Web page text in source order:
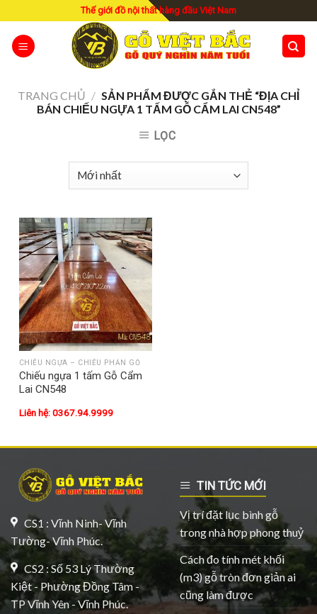
to
content
Thế giới đồ nội thất hàng đầu Việt Nam
TRANG CHỦ / SẢN PHẨM ĐƯỢC GẮN THẺ “ĐỊA CHỈ
BÁN CHIẾU NGỰA 1 TẤM GỖ CẨM LAI CN548”
LỌC
CHIẾU NGỰA – CHIẾU PHẢN GỖ
Chiếu ngựa 1 tấm Gỗ Cẩm
Lai CN548
Liên hệ: 0367.94.9999
CS1 : Vĩnh Ninh- Vĩnh
Tường- Vĩnh Phúc.
CS2 : Số 53 Lý Thường
Kiệt - Phường Đồng Tâm -
TP Vĩnh Yên - Vĩnh Phúc.
TIN TỨC MỚI
Vị trí đặt lục bình gỗ
trong nhà hợp phong thuỷ
Cách đo tính mét khối
(m3) gỗ tròn đơn giản ai
cũng làm được